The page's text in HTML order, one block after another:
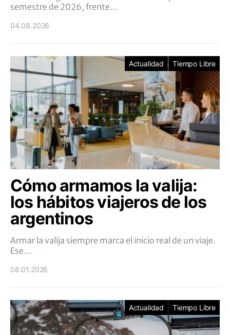
semestre de 2026, frente…
04.08.2026
Actualidad Tiempo Libre
Cómo armamos la valija:
los hábitos viajeros de los
argentinos
Armar la valija siempre marca el inicio real de un viaje.
Ese…
08.01.2026
Actualidad Tiempo Libre